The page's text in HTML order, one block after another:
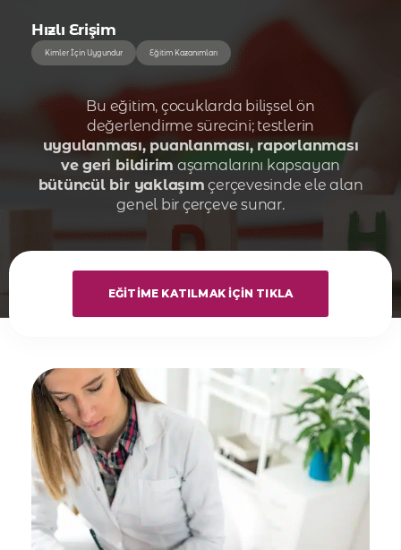
Hızlı Erişim
Kimler İçin Uygundur Eğitim Kazanımları
Bu eğitim, çocuklarda bilişsel ön
değerlendirme sürecini; testlerin
uygulanması, puanlanması, raporlanması
ve geri bildirim aşamalarını kapsayan
bütüncül bir yaklaşım çerçevesinde ele alan
genel bir çerçeve sunar.
EĞITIME KATILMAK İÇIN TIKLA